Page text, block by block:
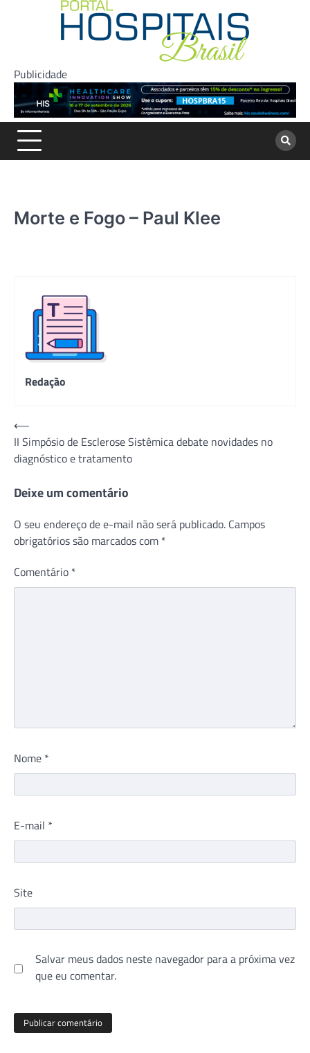
Publicidade
Morte e Fogo – Paul Klee
Redação
Navegação
de
Post
⟵
II Simpósio de Esclerose Sistêmica debate novidades no
diagnóstico e tratamento
Deixe um comentário
O seu endereço de e-mail não será publicado. Campos
obrigatórios são marcados com *
Comentário *
Nome *
E-mail *
Site
Salvar meus dados neste navegador para a próxima vez
que eu comentar.